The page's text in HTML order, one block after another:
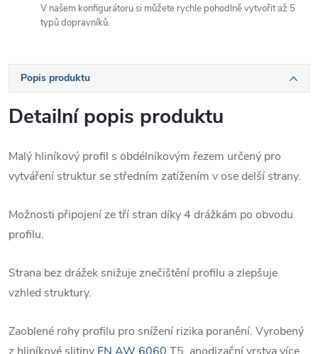
V našem konfigurátoru si můžete rychle pohodlně vytvořit až 5
typů dopravníků.
Popis produktu
Detailní popis produktu
Malý hliníkový profil s obdélníkovým řezem určený pro
vytváření struktur se středním zatížením v ose delší strany.
Možnosti připojení ze tří stran díky 4 drážkám po obvodu
profilu.
Strana bez drážek snižuje znečištění profilu a zlepšuje
vzhled struktury.
Zaoblené rohy profilu pro snížení rizika poranění. Vyrobený
z hliníkové slitiny EN AW 6060 T5, anodizační vrstva více